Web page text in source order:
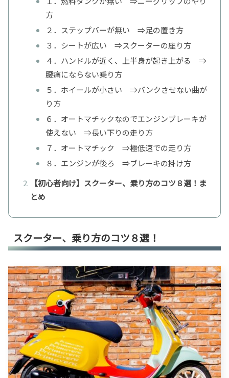
方
２．ステップバーが無い ⇒足の置き方
３．シートが広い ⇒スクーターの座り方
４．ハンドルが近く、上半身が起き上がる ⇒
腰痛にならない乗り方
５．ホイールが小さい ⇒バンクさせない曲が
り方
６．オートマチックなのでエンジンブレーキが
使えない ⇒長い下りの走り方
７．オートマチック ⇒極低速での走り方
８．エンジンが後ろ ⇒ブレーキの掛け方
【初心者向け】スクーター、乗り方のコツ８選！ま
とめ
スクーター、乗り方のコツ８選！